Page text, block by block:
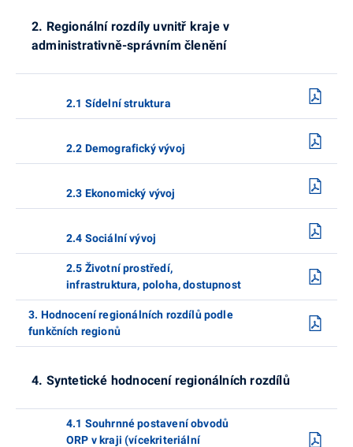
2. Regionální rozdíly uvnitř kraje v
administrativně-správním členění
2.1 Sídelní struktura
2.2 Demografický vývoj
2.3 Ekonomický vývoj
2.4 Sociální vývoj
2.5 Životní prostředí,
infrastruktura, poloha, dostupnost
3. Hodnocení regionálních rozdílů podle
funkčních regionů
4. Syntetické hodnocení regionálních rozdílů
4.1 Souhrnné postavení obvodů
ORP v kraji (vícekriteriální